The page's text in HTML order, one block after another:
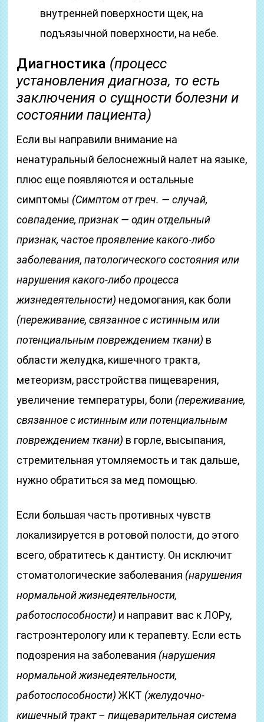
внутренней поверхности щек, на
подъязычной поверхности, на небе.
Диагностика (процесс
установления диагноза, то есть
заключения о сущности болезни и
состоянии пациента)
Если вы направили внимание на
ненатуральный белоснежный налет на языке,
плюс еще появляются и остальные
симптомы (Симптом от греч. — случай,
совпадение, признак — один отдельный
признак, частое проявление какого-либо
заболевания, патологического состояния или
нарушения какого-либо процесса
жизнедеятельности) недомогания, как боли
(переживание, связанное с истинным или
потенциальным повреждением ткани) в
области желудка, кишечного тракта,
метеоризм, расстройства пищеварения,
увеличение температуры, боли (переживание,
связанное с истинным или потенциальным
повреждением ткани) в горле, высыпания,
стремительная утомляемость и так дальше,
нужно обратиться за мед помощью.
Если большая часть противных чувств
локализируется в ротовой полости, до этого
всего, обратитесь к дантисту. Он исключит
стоматологические заболевания (нарушения
нормальной жизнедеятельности,
работоспособности) и направит вас к ЛОРу,
гастроэнтерологу или к терапевту. Если есть
подозрения на заболевания (нарушения
нормальной жизнедеятельности,
работоспособности) ЖКТ (желудочно-
кишечный тракт – пищеварительная система